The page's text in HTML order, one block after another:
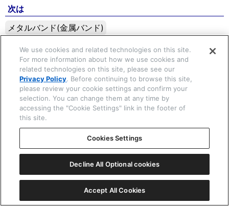
次は
メタルバンド(金属バンド)
Copyright © 2026 CITIZEN WATCH Co. Ltd. All rights reserved.
We use cookies and related technologies on this site.
For more information about how we use cookies and
related technologies on this site, please see our
Privacy Policy. Before continuing to browse this site,
please review your cookie settings and confirm your
selection. You can change them at any time by
accessing the "Cookie Settings" link in the footer of
this site.
Cookies Settings
Decline All Optional cookies
Accept All Cookies